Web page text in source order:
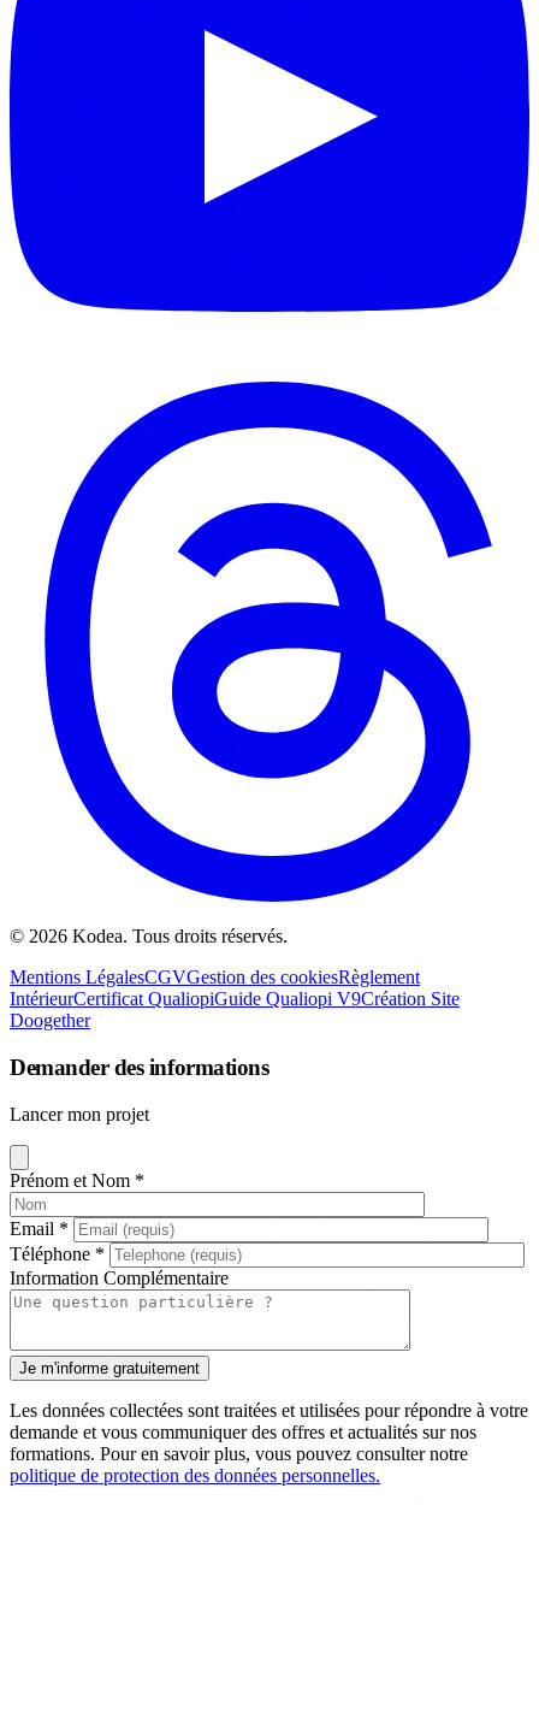
© 2026 Kodea. Tous droits réservés.
Mentions LégalesCGVGestion des cookiesRèglement
IntérieurCertificat QualiopiGuide Qualiopi V9Création Site
Doogether
Demander des informations
Lancer mon projet
Prénom et Nom *
Email *
Téléphone *
Information Complémentaire
Les données collectées sont traitées et utilisées pour répondre à votre
demande et vous communiquer des offres et actualités sur nos
formations. Pour en savoir plus, vous pouvez consulter notre
politique de protection des données personnelles.